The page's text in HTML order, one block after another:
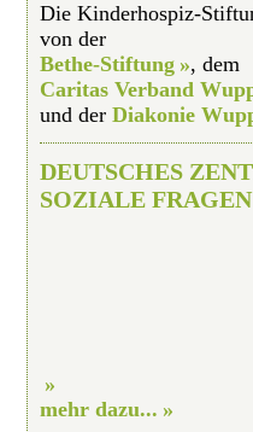
Die Kinderhospiz-
von der
Bethe-Stiftung
, dem
Caritas Verband
und der Diakonie
DEUTSCHES
SOZIALE FRAGEN
mehr dazu...